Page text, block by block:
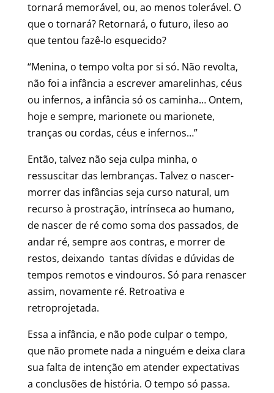
tornará memorável, ou, ao menos tolerável. O
que o tornará? Retornará, o futuro, ileso ao
que tentou fazê-lo esquecido?
“Menina, o tempo volta por si só. Não revolta,
não foi a infância a escrever amarelinhas, céus
ou infernos, a infância só os caminha… Ontem,
hoje e sempre, marionete ou marionete,
tranças ou cordas, céus e infernos…”
Então, talvez não seja culpa minha, o
ressuscitar das lembranças. Talvez o nascer-
morrer das infâncias seja curso natural, um
recurso à prostração, intrínseca ao humano,
de nascer de ré como soma dos passados, de
andar ré, sempre aos contras, e morrer de
restos, deixando tantas dívidas e dúvidas de
tempos remotos e vindouros. Só para renascer
assim, novamente ré. Retroativa e
retroprojetada.
Essa a infância, e não pode culpar o tempo,
que não promete nada a ninguém e deixa clara
sua falta de intenção em atender expectativas
a conclusões de história. O tempo só passa.